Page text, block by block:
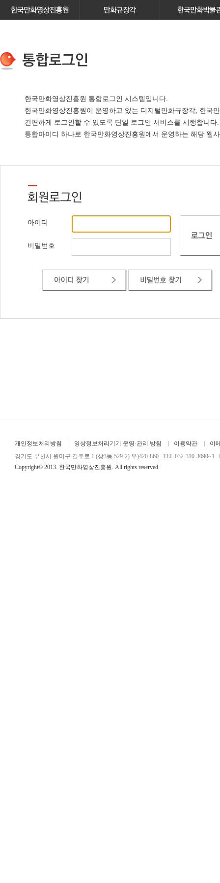
한국만화영상진흥원 통합로그인 시스템입니다.
한국만화영상진흥원이 운영하고 있는 디지털만화규장각, 한국
간편하게 로그인할 수 있도록 단일 로그인 서비스를 시행합니다.
통합아이디 하나로 한국만화영상진흥원에서 운영하는 해당 웹
아이디
비밀번호
개인정보처리방침 영상정보처리기기 운영·관리 방침 이용약관
이
경기도 부천시 원미구 길주로 1 (상3동 529-2) 우)420-860 TEL 032-310-3090~1
Copyright© 2013. 한국만화영상진흥원. All rights reserved.